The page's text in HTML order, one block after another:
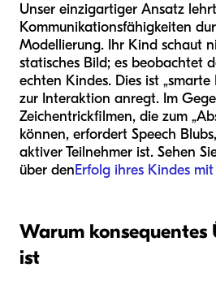
Unser einzigartiger Ansatz
Kommunikationsfähigkeiten
Modellierung. Ihr Kind schaut
statisches Bild; es beobachtet
echten Kindes. Dies ist „smarte
zur Interaktion anregt. Im
Zeichentrickfilmen, die zum
können, erfordert Speech
aktiver Teilnehmer ist. Sehen
über denErfolg ihres Kindes
Warum konsequentes
ist